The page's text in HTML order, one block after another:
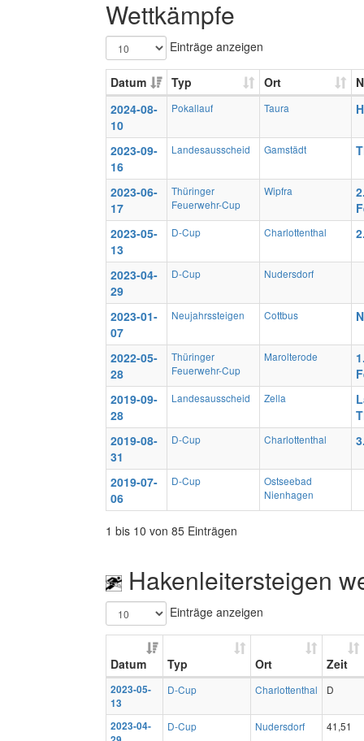
Wettkämpfe
Einträge anzeigen
Datum Typ Ort
2024-08-
10
Pokallauf Taura
2023-09-
16
Landesausscheid Gamstädt
2023-06-
17
Thüringer
Feuerwehr-Cup
Wipfra
2023-05-
13
D-Cup Charlottenthal
2023-04-
29
D-Cup Nudersdorf
2023-01-
07
Neujahrssteigen Cottbus
2022-05-
28
Thüringer
Feuerwehr-Cup
Marolterode
2019-09-
28
Landesausscheid Zella
2019-08-
31
D-Cup Charlottenthal
2019-07-
06
D-Cup
Ostseebad
Nienhagen
1 bis 10 von 85 Einträgen
Hakenleitersteigen
Einträge anzeigen
Datum Typ Ort Zeit
2023-05-
13
D-Cup Charlottenthal D
2023-04-
D-Cup Nudersdorf 41,51